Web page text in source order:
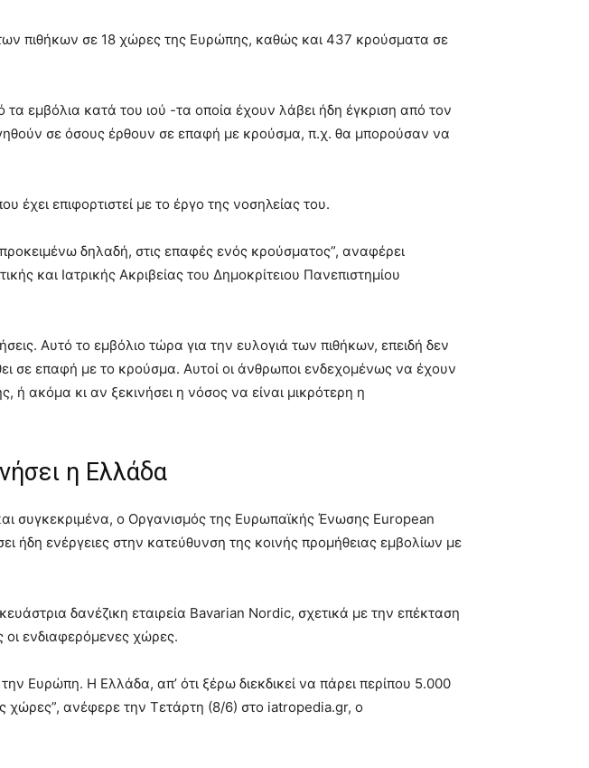
πιθήκων σε 18 χώρες της Ευρώπης, καθώς και 437 κρούσματα σε
εμβόλια κατά του ιού -τα οποία έχουν λάβει ήδη έγκριση από τον
σε όσους έρθουν σε επαφή με κρούσμα, π.χ. θα μπορούσαν να
έχει επιφορτιστεί με το έργο της νοσηλείας του.
δηλαδή, στις επαφές ενός κρούσματος”, αναφέρει
και Ιατρικής Ακριβείας του Δημοκρίτειου Πανεπιστημίου
Αυτό το εμβόλιο τώρα για την ευλογιά των πιθήκων, επειδή δεν
σε επαφή με το κρούσμα. Αυτοί οι άνθρωποι ενδεχομένως να έχουν
ή ακόμα κι αν ξεκινήσει η νόσος να είναι μικρότερη η
η Ελλάδα
ο Οργανισμός της Ευρωπαϊκής Ένωσης European
ήδη ενέργειες στην κατεύθυνση της κοινής προμήθειας εμβολίων με
δανέζικη εταιρεία Bavarian Nordic, σχετικά με την επέκταση
ενδιαφερόμενες χώρες.
Ευρώπη. Η Ελλάδα, απ’ ότι ξέρω διεκδικεί να πάρει περίπου 5.000
χώρες”, ανέφερε την Τετάρτη (8/6) στο iatropedia.gr, ο